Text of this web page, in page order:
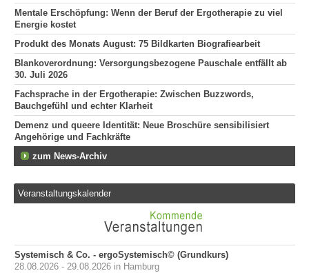
Mentale Erschöpfung: Wenn der Beruf der Ergotherapie zu viel
Energie kostet
Produkt des Monats August: 75 Bildkarten Biografiearbeit
Blankoverordnung: Versorgungsbezogene Pauschale entfällt ab
30. Juli 2026
Fachsprache in der Ergotherapie: Zwischen Buzzwords,
Bauchgefühl und echter Klarheit
Demenz und queere Identität: Neue Broschüre sensibilisiert
Angehörige und Fachkräfte
zum News-Archiv
Veranstaltungskalender
Systemisch & Co. - ergoSystemisch© (Grundkurs)
28.08.2026 - 29.08.2026 in Hamburg